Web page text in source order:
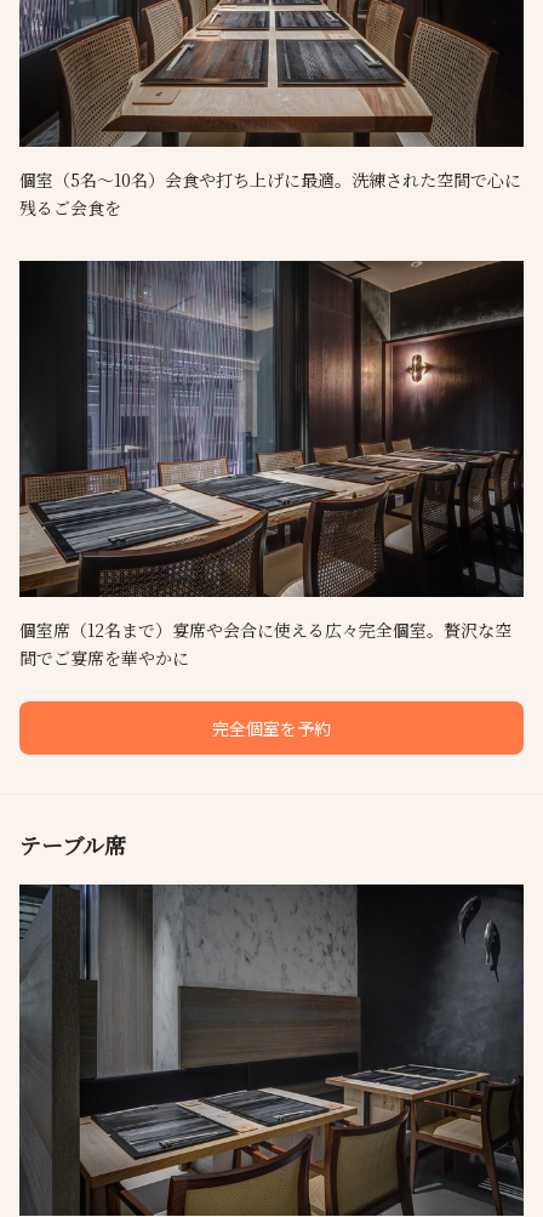
個室（5名～10名）会食や打ち上げに最適。洗練された空間で心に
残るご会食を
個室席（12名まで）宴席や会合に使える広々完全個室。贅沢な空
間でご宴席を華やかに
完全個室を予約
テーブル席